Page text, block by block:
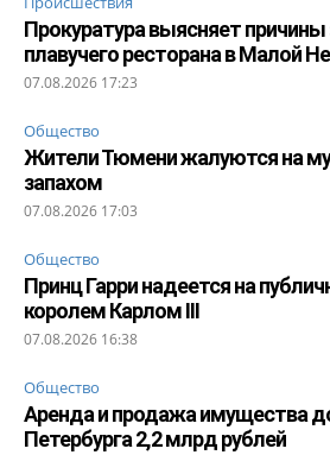
Прокуратура выясняет причины
плавучего ресторана в Малой
07.08.2026 17:23
Общество
Жители Тюмени жалуются на
запахом
07.08.2026 17:03
Общество
Принц Гарри надеется на
королем Карлом III
07.08.2026 16:38
Общество
Аренда и продажа имущества
Петербурга 2,2 млрд рублей